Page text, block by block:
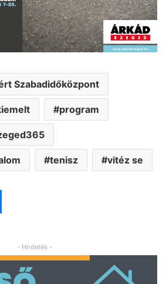
Szabadidőközpont
program
tenisz vitéz se
- Hirdetés -